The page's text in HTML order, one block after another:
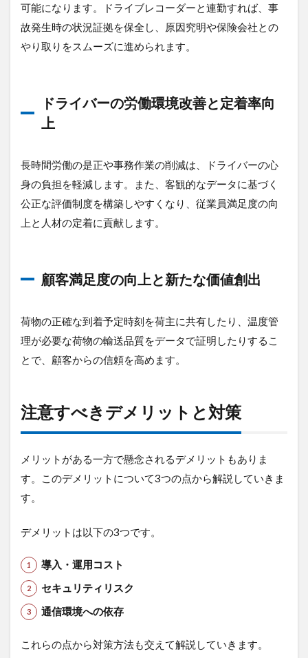
可能になります。ドライブレコーダーと連勤すれば、事
故発生時の状況証拠を保全し、原因究明や保険会社との
やり取りをスムーズに進められます。
ドライバーの労働環境改善と定着率向
上
長時間労働の是正や事務作業の削減は、ドライバーの心
身の負担を軽減します。また、客観的なデータに基づく
公正な評価制度を構築しやすくなり、従業員満足度の向
上と人材の定着に貢献します。
顧客満足度の向上と新たな価値創出
荷物の正確な到着予定時刻を荷主に共有したり、温度管
理が必要な荷物の輸送品質をデータで証明したりするこ
とで、顧客からの信頼を高めます。
注意すべきデメリットと対策
メリットがある一方で懸念されるデメリットもありま
す。このデメリットについて3つの点から解説していきま
す。
デメリットは以下の3つです。
導入・運用コスト
セキュリティリスク
通信環境への依存
これらの点から対策方法も交えて解説していきます。